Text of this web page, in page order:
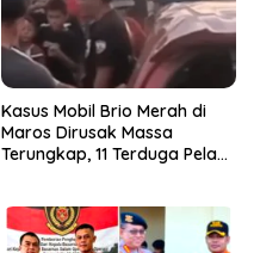
Kasus Mobil Brio Merah di
Maros Dirusak Massa
Terungkap, 11 Terduga Pelaku